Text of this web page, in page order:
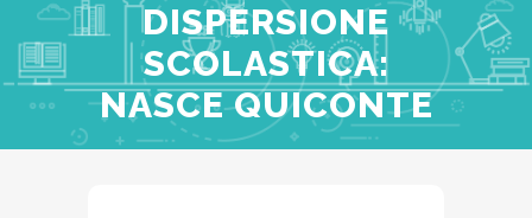
DISPERSIONE
SCOLASTICA:
NASCE QUICONTE